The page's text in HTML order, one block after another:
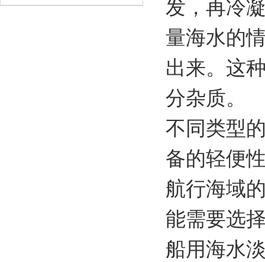
发，再冷
量海水的
出来。这
分杂质。
不同类型
备的轻便
航行海域
能需要选
船用海水